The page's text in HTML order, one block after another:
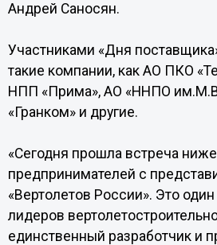
Андрей Саносян.
Участниками «Дня
такие компании, как АО ПКО
НПП «Прима», АО «ННПО
«Гранком» и другие.
«Сегодня прошла встреча
предпринимателей с
«Вертолетов России». Это
лидеров
единственный разработчик и